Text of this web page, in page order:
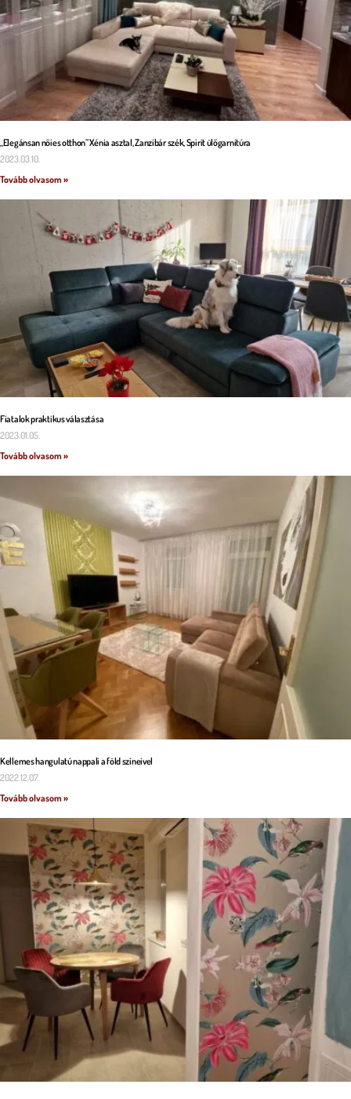
„Elegánsan nőies otthon” Xénia asztal, Zanzibár szék, Spirit ülőgarnitúra
2023.03.10.
Tovább olvasom »
Fiatalok praktikus választása
2023.01.05.
Tovább olvasom »
Kellemes hangulatú nappali a föld színeivel
2022.12.07.
Tovább olvasom »